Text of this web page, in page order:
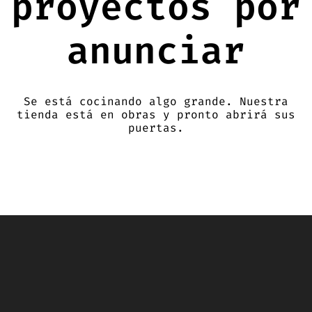
anunciar
Se está cocinando algo grande. Nuestra
tienda está en obras y pronto abrirá sus
puertas.